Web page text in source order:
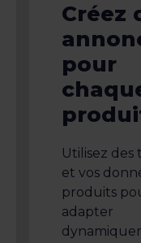
Créez
pour
Utilisez des
et vos
produits
adapter